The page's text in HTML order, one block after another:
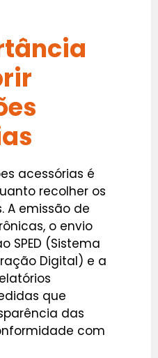
acessórias é
recolher os
A emissão de
o envio
SPED (Sistema
Digital) e a
que
das
com